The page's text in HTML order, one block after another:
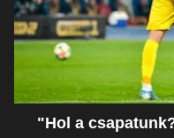
"Hol a